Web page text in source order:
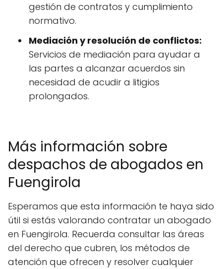
gestión de contratos y cumplimiento
normativo.
Mediación y resolución de conflictos:
Servicios de mediación para ayudar a
las partes a alcanzar acuerdos sin
necesidad de acudir a litigios
prolongados.
Más información sobre
despachos de abogados en
Fuengirola
Esperamos que esta información te haya sido
útil si estás valorando contratar un abogado
en Fuengirola. Recuerda consultar las áreas
del derecho que cubren, los métodos de
atención que ofrecen y resolver cualquier